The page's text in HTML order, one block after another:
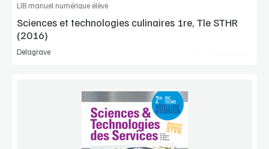
LIB manuel numérique élève
Sciences et technologies culinaires 1re, Tle STHR
(2016)
Delagrave